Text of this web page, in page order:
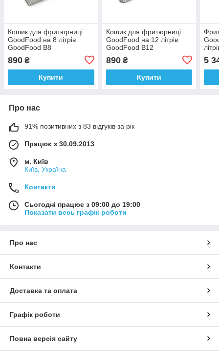
Кошик для фритюрниці
GoodFood на 8 літрів
GoodFood B8
890 ₴
Купити
Кошик для фритюрниці
GoodFood на 12 літрів
GoodFood B12
890₴
Купити
5
Про нас
91% позитивних з 83 відгуків за рік
Працює з 30.09.2013
м. Київ
Київ, Україна
Контакти
Сьогодні працює з 09:00 до 19:00
Показати весь графік роботи
Про нас
Контакти
Доставка та оплата
Графік роботи
Повна версія сайту